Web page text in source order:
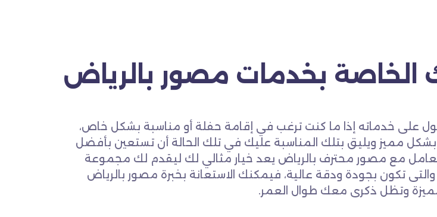
الخاصة بخدمات مصور بالرياض
على خدماته إذا ما كنت ترغب في إقامة حفلة أو مناسبة بشكل خاص،
مميز ويليق بتلك المناسبة عليك في تلك الحالة أن تستعين بأفضل
مع مصور محترف بالرياض يعد خيار مثالي لك ليقدم لك مجموعة
تكون بجودة ودقة عالية، فيمكنك الاستعانة بخبرة مصور بالرياض
وتظل ذكرى معك طوال العمر.